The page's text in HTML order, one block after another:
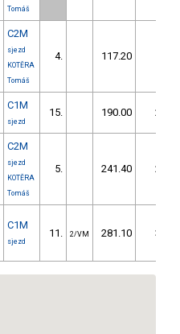
Tomáš
C2M
sjezd
KOTĚRA
Tomáš
4. 117.20
C1M
sjezd
15. 190.00 23,1
C2M
sjezd
KOTĚRA
Tomáš
5. 241.40 28,4
C1M
sjezd
11. 2/VM 281.10 35,9